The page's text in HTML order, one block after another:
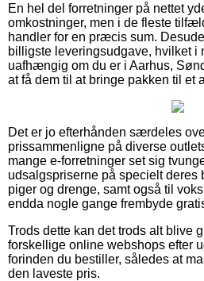
En hel del forretninger på nettet
omkostninger, men i de fleste
handler for en præcis sum.
billigste leveringsudgave, hvilket
uafhængig om du er i Aarhus,
at få dem til at bringe pakken til et
Det er jo efterhånden særdeles
prissammenligne på diverse
mange e-forretninger set sig
udsalgspriserne på specielt deres
piger og drenge, samt også til
endda nogle gange frembyde
Trods dette kan det trods alt blive
forskellige online webshops efter
forinden du bestiller, således at
den laveste pris.